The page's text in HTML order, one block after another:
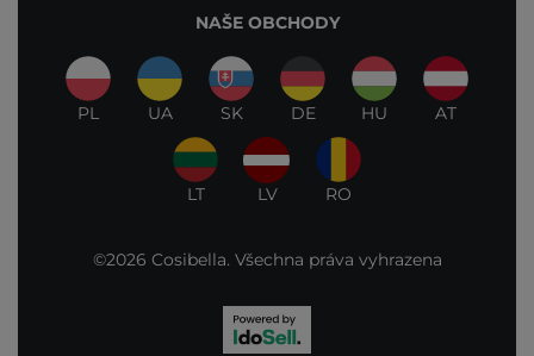
NAŠE OBCHODY
PL UA SK DE HU AT
LT LV RO
©2026 Cosibella. Všechna práva vyhrazena